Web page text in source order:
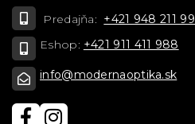
Predajňa: +421 948 211
Eshop: +421 911 411 988
info@modernaoptika.sk